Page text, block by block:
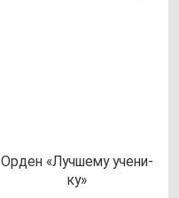
Орден «Луч­ше­му уче­ни­
ку»